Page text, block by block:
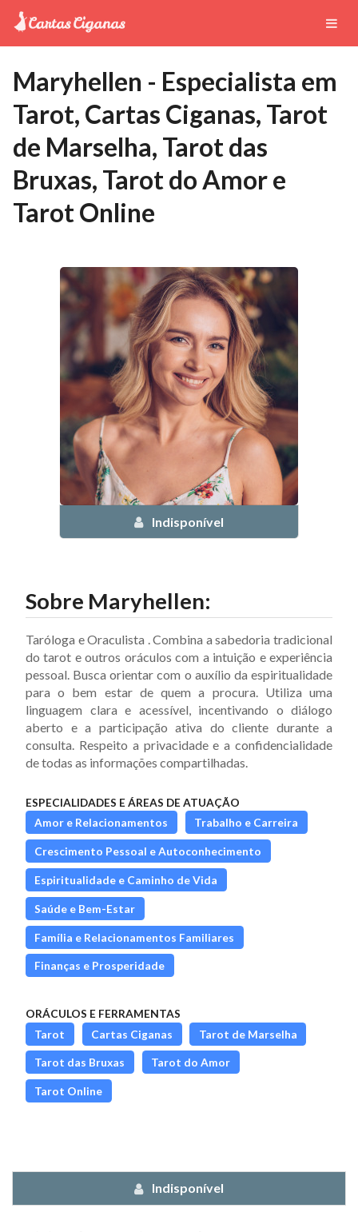
Maryhellen - Especialista em
Tarot, Cartas Ciganas, Tarot
de Marselha, Tarot das
Bruxas, Tarot do Amor e
Tarot Online
Indisponível
Sobre Maryhellen:
Taróloga e Oraculista . Combina a sabedoria tradicional
do tarot e outros oráculos com a intuição e experiência
pessoal. Busca orientar com o auxílio da espiritualidade
para o bem estar de quem a procura. Utiliza uma
linguagem clara e acessível, incentivando o diálogo
aberto e a participação ativa do cliente durante a
consulta. Respeito a privacidade e a confidencialidade
de todas as informações compartilhadas.
ESPECIALIDADES E ÁREAS DE ATUAÇÃO
Amor e Relacionamentos
Trabalho e Carreira
Crescimento Pessoal e Autoconhecimento
Espiritualidade e Caminho de Vida
Saúde e Bem-Estar
Família e Relacionamentos Familiares
Finanças e Prosperidade
ORÁCULOS E FERRAMENTAS
Tarot
Cartas Ciganas Tarot de Marselha
Tarot das Bruxas Tarot do Amor
Tarot Online
Indisponível